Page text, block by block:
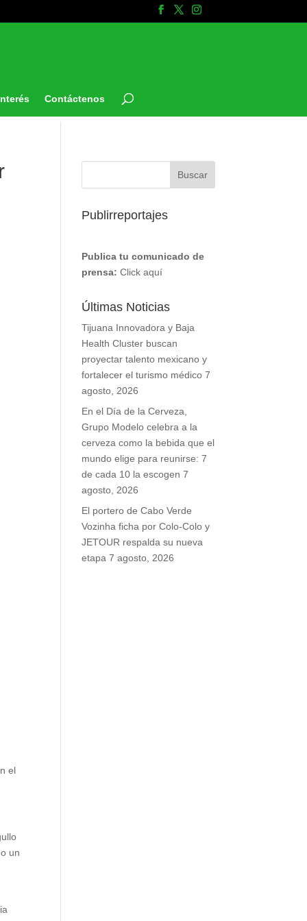
Contáctenos
el
un
Publirreportajes
Publica tu comunicado de
prensa: Click aquí
Últimas Noticias
Tijuana Innovadora y Baja
Health Cluster buscan
proyectar talento mexicano y
fortalecer el turismo médico 7
agosto, 2026
En el Día de la Cerveza,
Grupo Modelo celebra a la
cerveza como la bebida que el
mundo elige para reunirse: 7
de cada 10 la escogen 7
agosto, 2026
El portero de Cabo Verde
Vozinha ficha por Colo-Colo y
JETOUR respalda su nueva
etapa 7 agosto, 2026